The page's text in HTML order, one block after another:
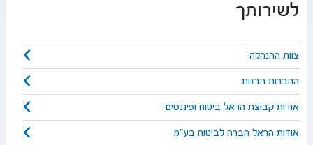
לשירותך
צוות ההנהלה
החברות הבנות
אודות קבוצת הראל ביטוח ופיננסים
אודות הראל חברה לביטוח בע"מ